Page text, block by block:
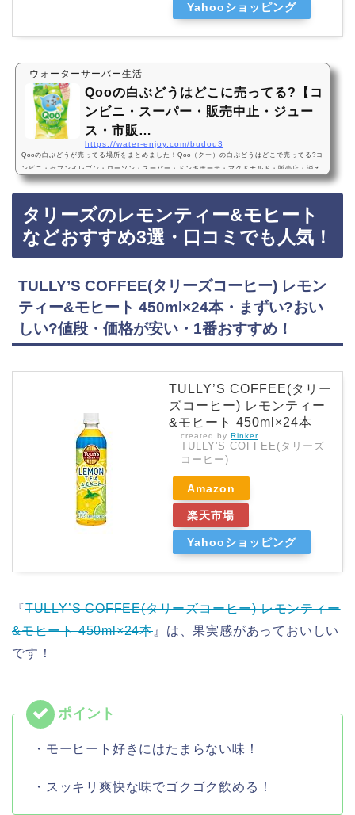
Yahooショッピング
ウォーターサーバー生活
Qooの白ぶどうはどこに売ってる?【コ
ンビニ・スーパー・販売中止・ジュー
ス・市販…
https://water-enjoy.com/budou3
Qooの白ぶどうが売ってる場所をまとめました！Qoo（クー）の白ぶどうはどこで売ってる?コ
ンビニ・セブンイレブン・ローソン・スーパー・ドンキホーテ・マクドナルド・販売店・消え
た？どこで買える?通販・Amazon・楽天・販売中止?売ってない?2024年2月12日から復活販
売！炭酸なし・コカ・コーラ・すっきりQooの白ぶどうは2024年2月12日から、セブンイレブ
ンなどのコンビニ、スーパー、ドンキホーテに売っています！店舗によっては売ってない店も
あるので、Amazonや楽天でもQoo（クー）の白ぶどうがお得に買えておすすめです！Qooの
白ぶ…
タリーズのレモンティー&モヒート
などおすすめ3選・口コミでも人気！
TULLY’S COFFEE(タリーズコーヒー) レモン
ティー&モヒート 450ml×24本・まずい?おい
しい?値段・価格が安い・1番おすすめ！
TULLY’S COFFEE(タリー
ズコーヒー) レモンティー
&モヒート 450ml×24本
created by Rinker
TULLY'S COFFEE(タリーズ
コーヒー)
Amazon
楽天市場
Yahooショッピング
『TULLY’S COFFEE(タリーズコーヒー) レモンティー
&モヒート 450ml×24本 』は、果実感があっておいしい
です！
・モーヒート好きにはたまらない味！
・スッキリ爽快な味でゴクゴク飲める！